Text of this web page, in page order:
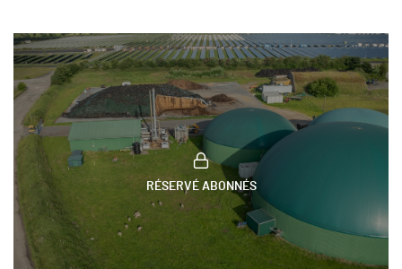
RÉSERVÉ ABONNÉS